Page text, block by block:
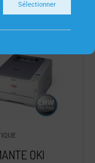
OKI
Sélectionner